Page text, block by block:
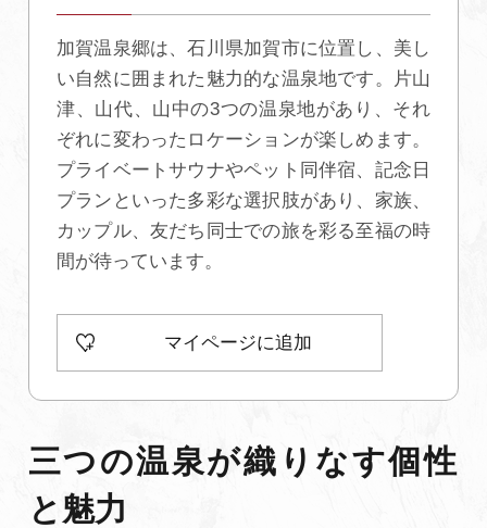
初めての加賀温泉郷
加賀に泊まって！北陸巡り♪
ご当地グルメ
加賀 旅先納税
FAQ
パンフレットダウンロード
写真ダウンロード
加賀温泉郷は、石川県加賀市に位置し、美し
い自然に囲まれた魅力的な温泉地です。片山
津、山代、山中の3つの温泉地があり、それ
ぞれに変わったロケーションが楽しめます。
プライベートサウナやペット同伴宿、記念日
プランといった多彩な選択肢があり、家族、
カップル、友だち同士での旅を彩る至福の時
間が待っています。
マイページに追加
三つの温泉が織りなす個性
と魅力